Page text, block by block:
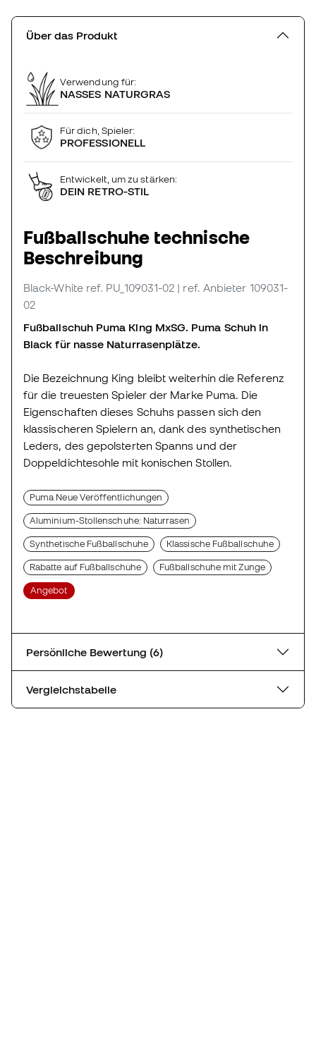
Über das Produkt
Verwendung für:
NASSES NATURGRAS
Für dich, Spieler:
PROFESSIONELL
Entwickelt, um zu stärken:
DEIN RETRO-STIL
Fußballschuhe technische
Beschreibung
Black-White ref. PU_109031-02 | ref. Anbieter 109031-
02
Fußballschuh Puma King MxSG. Puma Schuh in
Black für nasse Naturrasenplätze.
Die Bezeichnung King bleibt weiterhin die Referenz
für die treuesten Spieler der Marke Puma. Die
Eigenschaften dieses Schuhs passen sich den
klassischeren Spielern an, dank des synthetischen
Leders, des gepolsterten Spanns und der
Doppeldichtesohle mit konischen Stollen.
Puma Neue Veröffentlichungen
Aluminium-Stollenschuhe: Naturrasen
Synthetische Fußballschuhe Klassische Fußballschuhe
Rabatte auf Fußballschuhe Fußballschuhe mit Zunge
Angebot
Persönliche Bewertung (6)
Vergleichstabelle